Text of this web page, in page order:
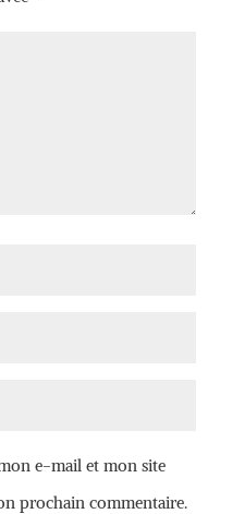
e-mail et mon site
prochain commentaire.